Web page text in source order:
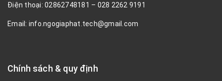
Điện thoại: 02862748181 – 028 2262 9191
Email: info.ngogiaphat.tech@gmail.com
Chính sách & quy định